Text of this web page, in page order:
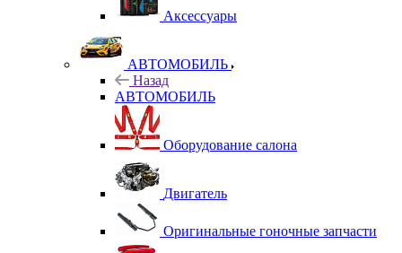
Аксессуары
АВТОМОБИЛЬ
Назад
АВТОМОБИЛЬ
Оборудование салона
Двигатель
Оригинальные гоночные запчасти